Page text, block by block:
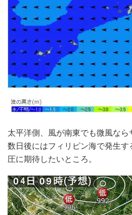
太平洋側、風が南東でも微風なら
数日後にはフィリピン海で発生
圧に期待したいところ。